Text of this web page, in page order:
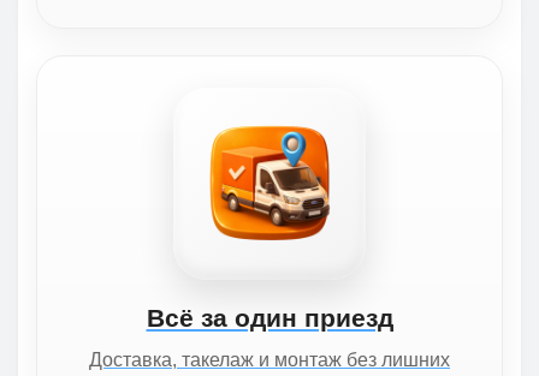
Всё за один приезд
Доставка, такелаж и монтаж без лишних